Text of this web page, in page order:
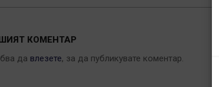
КОМЕНТАР
да влезете, за да публикувате коментар.